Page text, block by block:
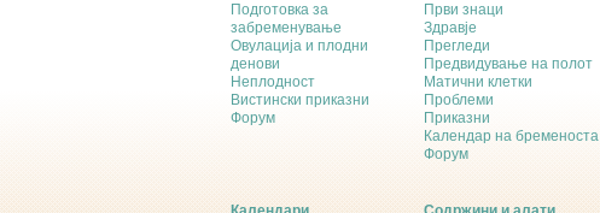
Подготовка за
забременување
Овулација и плодни
денови
Неплодност
Вистински приказни
Форум
Први знаци
Здравје
Прегледи
Предвидување на полот
Матични клетки
Проблеми
Приказни
Календар на бременоста
Форум